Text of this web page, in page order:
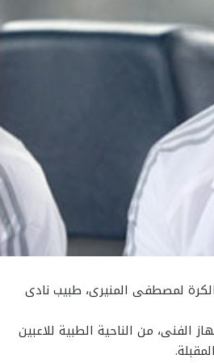
مجلس إدارة اتحاد الكرة لمصطفى المنيرى، طبيب نادى
الفنى، من الناحية الطبية للاعبين